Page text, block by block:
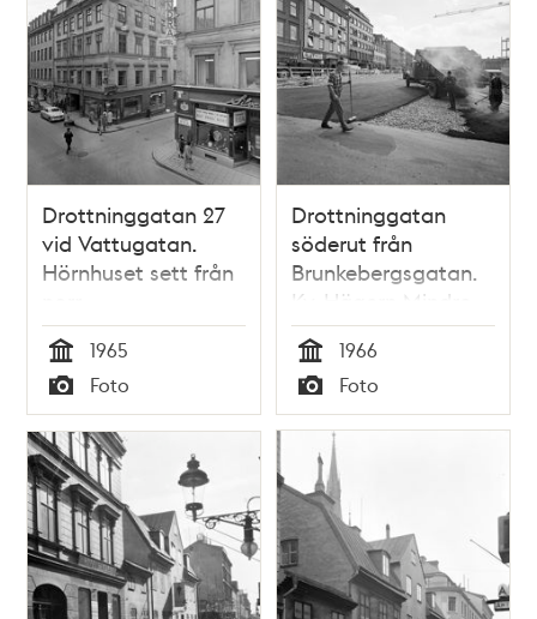
Drottninggatan 27
vid Vattugatan.
Hörnhuset sett från
Tid
1965
Typ
Foto
Drottninggatan
söderut från
Brunkebergsgatan.
Kv. Hägern Mindre
är rivet. Asfaltering
pågår
Tid
1966
Typ
Foto